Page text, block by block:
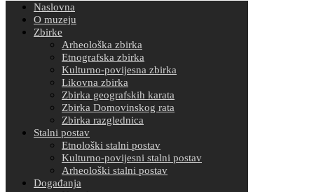
Naslovna
O muzeju
Zbirke
Arheološka zbirka
Etnografska zbirka
Kulturno-povijesna zbirka
Likovna zbirka
Zbirka geografskih karata
Zbirka Domovinskog rata
Zbirka razglednica
Stalni postav
Etnološki stalni postav
Kulturno-povijesni stalni postav
Arheološki stalni postav
Događanja